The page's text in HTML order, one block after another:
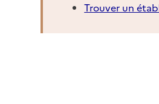
Trouver un